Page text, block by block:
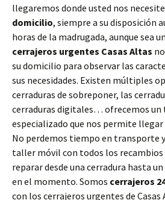
llegaremos donde usted nos
domicilio, siempre a su disposición
horas de la madrugada, aunque sea
cerrajeros urgentes Casas Altas
su domicilio para observar las
sus necesidades. Existen múltiples
cerraduras de sobreponer, las
cerraduras digitales… ofrecemos
especializado que nos permite
No perdemos tiempo en transporte
taller móvil con todos los recambios
reparar desde una cerradura hasta
en el momento. Somos cerrajeros
con los cerrajeros urgentes de